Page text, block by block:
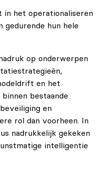
het operationaliseren
gedurende hun hele
op onderwerpen
en het
bestaande
en
rol dan voorheen. In
nadrukkelijk gekeken
intelligentie